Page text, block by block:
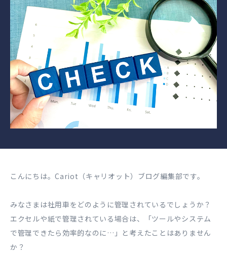
こんにちは。Cariot（キャリオット）ブログ編集部です。
みなさまは社用車をどのように管理されているでしょうか？
エクセルや紙で管理されている場合は、「ツールやシステム
で管理できたら効率的なのに…」と考えたことはありません
か？